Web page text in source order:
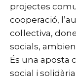
projectes
cooperació,
col·lectiva,
socials,
És una aposta
social i